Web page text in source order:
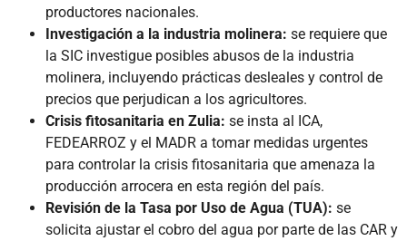
productores nacionales.
Investigación a la industria molinera: se requiere que
la SIC investigue posibles abusos de la industria
molinera, incluyendo prácticas desleales y control de
precios que perjudican a los agricultores.
Crisis fitosanitaria en Zulia: se insta al ICA,
FEDEARROZ y el MADR a tomar medidas urgentes
para controlar la crisis fitosanitaria que amenaza la
producción arrocera en esta región del país.
Revisión de la Tasa por Uso de Agua (TUA): se
solicita ajustar el cobro del agua por parte de las CAR y